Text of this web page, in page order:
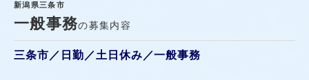
新潟県三条市
一般事務の募集内容
三条市／日勤／土日休み／一般事務